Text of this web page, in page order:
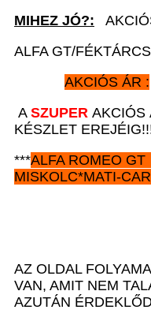
MIHEZ JÓ?:
ALFA GT/
AKCIÓS ÁR :
A SZUPER AKCIÓS
KÉSZLET
***ALFA ROMEO GT
MISKOLC*MATI-CAR
AZ OLDAL
VAN, AMIT NEM
AZUTÁN